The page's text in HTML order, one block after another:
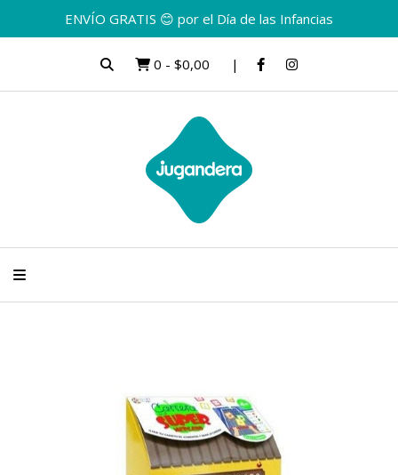
ENVÍO GRATIS 😊 por el Día de las Infancias
0 - $0,00